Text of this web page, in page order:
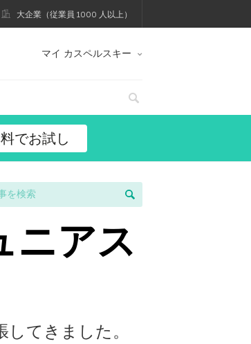
大企業（従業員 1000 人以上）
マイ カスペルスキー
でお試し
ニアス
てきました。